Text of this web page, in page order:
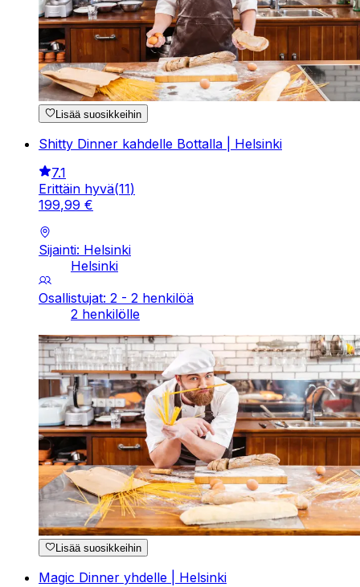
Lisää suosikkeihin
Shitty Dinner kahdelle Bottalla | Helsinki
7.1
Erittäin hyvä(11)
199,99 €
Sijainti: Helsinki
Helsinki
Osallistujat: 2 - 2 henkilöä
2 henkilölle
Lisää suosikkeihin
Magic Dinner yhdelle | Helsinki